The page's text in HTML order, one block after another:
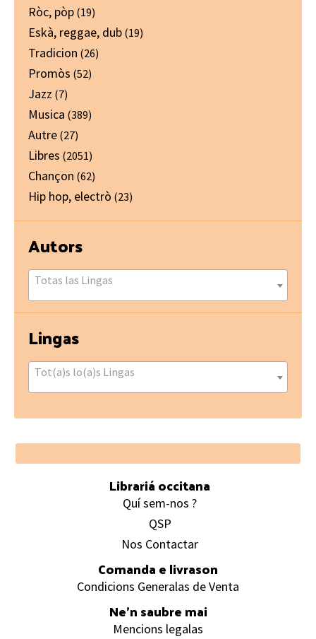
Ròc, pòp (19)
Eskà, reggae, dub (19)
Tradicion (26)
Promòs (52)
Jazz (7)
Musica (389)
Autre (27)
Libres (2051)
Chançon (62)
Hip hop, electrò (23)
Autors
Totas las Lingas
Lingas
Tot(a)s lo(a)s Lingas
Footer
Librariá occitana
Quí sem-nos ?
QSP
Nos Contactar
Comanda e livrason
Condicions Generalas de Venta
Ne’n saubre mai
Mencions legalas